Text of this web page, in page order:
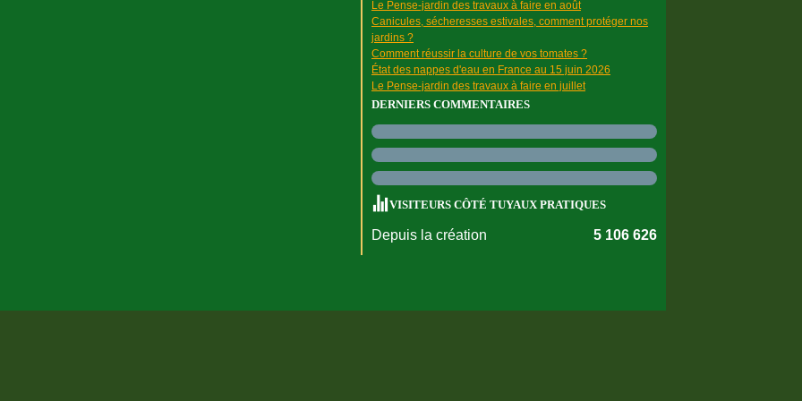
Le Pense-jardin des travaux à faire en août
Canicules, sécheresses estivales, comment protéger nos
jardins ?
Comment réussir la culture de vos tomates ?
État des nappes d'eau en France au 15 juin 2026
Le Pense-jardin des travaux à faire en juillet
DERNIERS COMMENTAIRES
VISITEURS CÔTÉ TUYAUX PRATIQUES
Depuis la création 5 106 626